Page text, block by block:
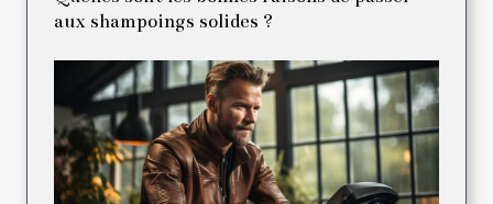
aux shampoings solides ?